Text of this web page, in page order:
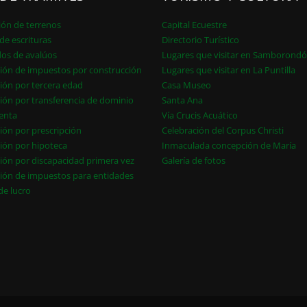
de terrenos
escrituras
de avalúos
de impuestos por construcción
por tercera edad
por transferencia de dominio
por prescripción
por hipoteca
por discapacidad primera vez
de impuestos para entidades
lucro
Capital Ecuestre
Directorio Turístico
Lugares que visitar en
Lugares que visitar en La Puntilla
Casa Museo
Santa Ana
Vía Crucis Acuático
Celebración del Corpus Christi
Inmaculada concepción de María
Galería de fotos